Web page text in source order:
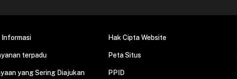
Informasi
terpadu
yang Sering Diajukan
Hak Cipta Website
Peta Situs
PPID